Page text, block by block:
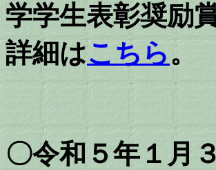
学学生表彰奨励
詳細はこちら。
〇令和５年１月